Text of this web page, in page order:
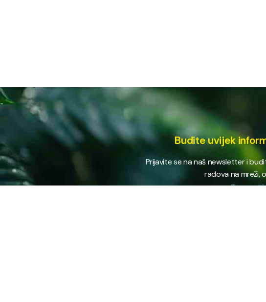
Budite uvijek
Prijavite se na naš newsletter i
radova na mreži,